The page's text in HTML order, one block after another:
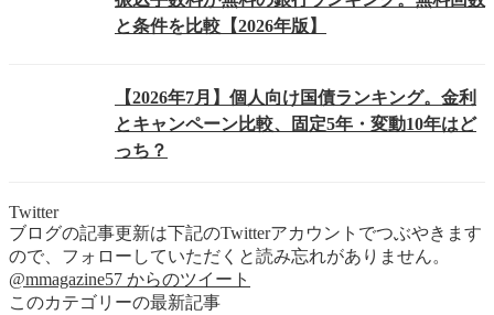
と条件を比較【2026年版】
【2026年7月】個人向け国債ランキング。金利
とキャンペーン比較、固定5年・変動10年はど
っち？
Twitter
ブログの記事更新は下記のTwitterアカウントでつぶやきます
ので、フォローしていただくと読み忘れがありません。
@mmagazine57 からのツイート
このカテゴリーの最新記事